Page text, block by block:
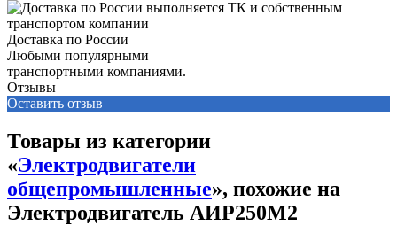
Доставка по России
Любыми популярными
транспортными компаниями.
Отзывы
Оставить отзыв
Товары из категории
«Электродвигатели
общепромышленные», похожие на
Электродвигатель АИР250М2